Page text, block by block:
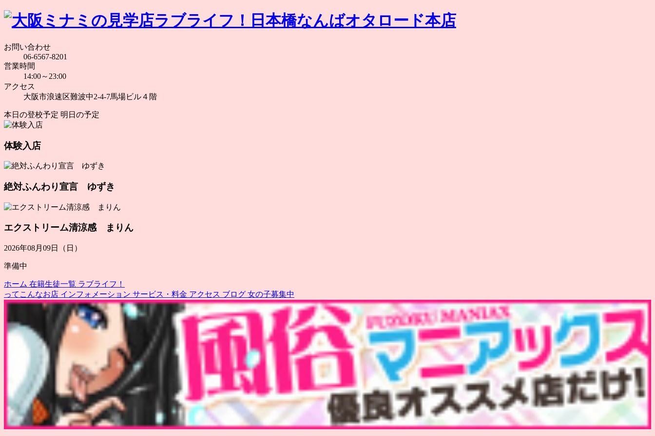
お問い合わせ
06-6567-8201
営業時間
14:00～23:00
アクセス
大阪市浪速区難波中2-4-7馬場ビル４階
本日の登校予定 明日の予定
体験入店
絶対ふんわり宣言 ゆずき
エクストリーム清涼感 まりん
2026年08月09日（日）
準備中
ホーム 在籍生徒一覧 ラブライフ！
ってこんなお店 インフォメーション サービス・料金 アクセス ブログ 女の子募集中